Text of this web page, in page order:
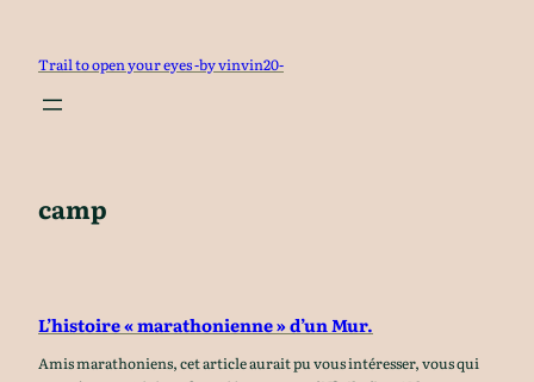
contenu
Trail to open your eyes -by vinvin20-
camp
L’histoire « marathonienne » d’un Mur.
Amis marathoniens, cet article aurait pu vous intéresser, vous qui